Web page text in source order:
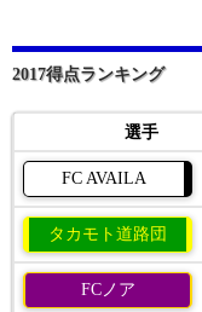
2017得点ランキング
選手
FC AVAILA
タカモト道路団
FCノア